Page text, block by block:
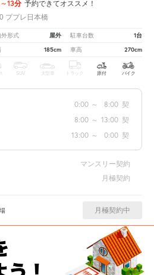
13分 予約できてオススメ！
ププレ日本橋
外形式 屋外 駐車台数 1台
185cm 車高 270cm
SUV 大型車 トラック 原付 バイク
0:00 ～ 8:00 契
8:00 ～ 13:00 契
13:00 ～ 0:00 契
マンスリー契約
月極契約
月極契約中